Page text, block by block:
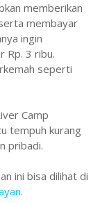
memberikan
membayar
ingin
Rp. 3 ribu.
seperti
Camp
tempuh kurang
pribadi.
ini bisa dilihat di